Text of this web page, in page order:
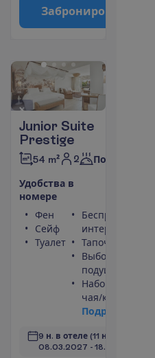
Заброниро
Junior Suite
Prestige
54 m² 2 Полупансион
Удобства в
номере
Фен
Сейф
Туалет
Беспроводной
интернет
Тапочки
Выбор
подушек
Набор для
чая/кофе
Подр
9 н. в отеле (11 н. всего)
08.03.2027 - 18.03.2027